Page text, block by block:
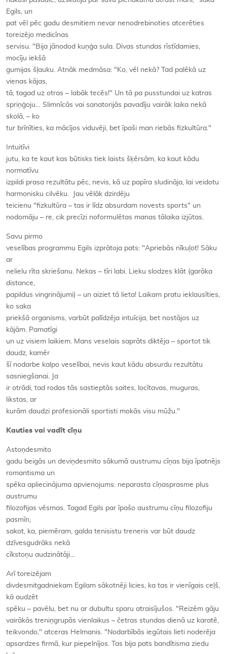
Egils, un
pat vēl pēc gadu desmitiem nevar nenodrebinoties atcerēties
toreizējo medicīnas
servisu. "Bija jānodod kuņģa sula. Divas stundas rīstīdamies,
mocīju iekšā
gumijas šļauku. Atnāk medmāsa: "Ko, vēl nekā? Tad palēkā uz
vienas kājas,
tā, tagad uz otras – labāk tecēs!" Un tā pa pusstundai uz katras
spriņģoju… Slimnīcās vai sanatorijās pavadīju vairāk laika nekā
skolā, – ko
tur brīnīties, ka mācījos viduvēji, bet īpaši man riebās fizkultūra."
Intuitīvi
jutu, ka te kaut kas būtisks tiek laists šķērsām, ka kaut kādu
normatīvu
izpildi prasa rezultātu pēc, nevis, kā uz papīra sludināja, lai veidotu
harmonisku cilvēku. Jau vēlāk dzirdēju
teicienu "fizkultūra – tas ir līdz absurdam novests sports" un
nodomāju – re, cik precīzi noformulētas manas tālaika izjūtas.
Savu pirmo
veselības programmu Egils izprātoja pats: "Apriebās nīkuļot! Sāku
ar
nelielu rīta skriešanu. Nekas – tīri labi. Lieku slodzes klāt (garāka
distance,
papildus vingrinājumi) – un aiziet tā lieta! Laikam pratu ieklausīties,
ko saka
priekšā organisms, varbūt palīdzēja intuīcija, bet nostājos uz
kājām. Pamatīgi
un uz visiem laikiem. Mans veselais saprāts diktēja – sportot tik
daudz, kamēr
šī nodarbe kalpo veselībai, nevis kaut kādu absurdu rezultātu
sasniegšanai. Ja
ir otrādi, tad rodas tās sastieptās saites, locītavas, muguras,
likstas, ar
kurām daudzi profesionāli sportisti mokās visu mūžu."
Kauties vai vadīt cīņu
Astoņdesmito
gadu beigās un deviņdesmito sākumā austrumu cīņas bija īpatnējs
romantisma un
spēka apliecinājuma apvienojums: neparasta cīņasprasme plus
austrumu
filozofijas vēsmas. Tagad Egils par īpašo austrumu cīņu filozofiju
pasmīn,
sakot, ka, piemēram, galda tenisistu treneris var būt daudz
dzīvesgudrāks nekā
cīkstoņu audzinātāji…
Arī toreizējam
divdesmitgadniekam Egilam sākotnēji licies, ka tas ir vienīgais ceļš,
kā audzēt
spēku – pavēlu, bet nu ar dubultu sparu atraisījušos. "Reizēm gāju
vairākās treniņgrupās vienlaikus – četras stundas dienā uz karatē,
teikvondo," atceras Helmanis. "Nodarbībās iegūtais lieti noderēja
apsardzes firmā, kur piepelnījos. Tas bija pats bandītisma ziedu